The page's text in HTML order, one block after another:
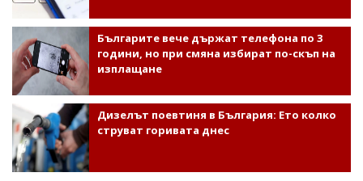
Българите вече държат телефона по 3
години, но при смяна избират по-скъп на
изплащане
Дизелът поевтиня в България: Ето колко
струват горивата днес